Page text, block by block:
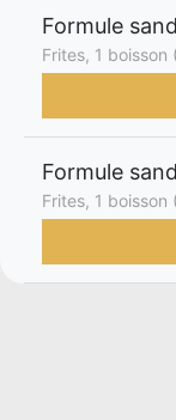
Formule
Frites, 1 boisson
Formule
Frites, 1 boisson